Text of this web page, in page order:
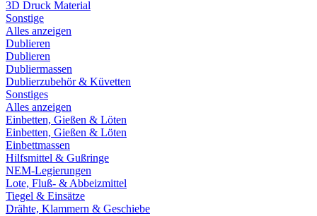
3D Druck Material
Sonstige
Alles anzeigen
Dublieren
Dublieren
Dubliermassen
Dublierzubehör & Küvetten
Sonstiges
Alles anzeigen
Einbetten, Gießen & Löten
Einbetten, Gießen & Löten
Einbettmassen
Hilfsmittel & Gußringe
NEM-Legierungen
Lote, Fluß- & Abbeizmittel
Tiegel & Einsätze
Drähte, Klammern & Geschiebe